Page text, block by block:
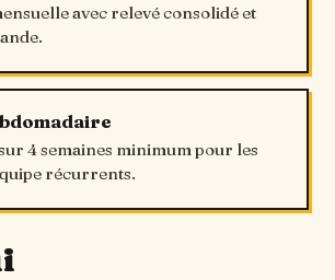
avec relevé consolidé et
4 semaines minimum pour les
récurrents.